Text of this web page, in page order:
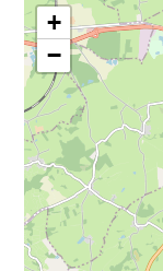
+
−